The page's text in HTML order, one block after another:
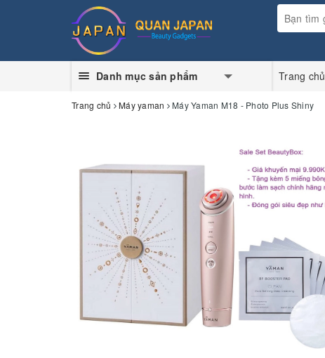
Danh mục sản phẩm Trang chủ
Trang chủ Máy yaman Máy Yaman M18 - Photo Plus Shiny